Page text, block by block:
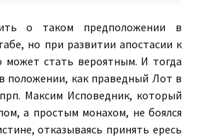
о таком предположении в
но при развитии апостасии к
может стать вероятным. И тогда
положении, как праведный Лот в
Максим Исповедник, который
а простым монахом, не боялся
отказываясь принять ересь